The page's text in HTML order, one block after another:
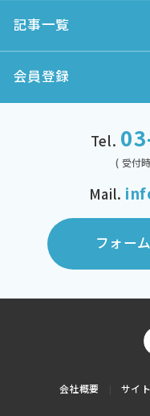
記事一覧
会員登録
Tel.
( 受付
Mail.
フォー
会社概要 サイ